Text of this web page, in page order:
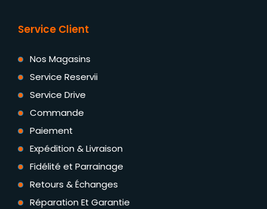
Service Client
Nos Magasins
Service Reservii
Service Drive
Commande
Paiement
Expédition & Livraison
Fidélité et Parrainage
Retours & Échanges
Réparation Et Garantie